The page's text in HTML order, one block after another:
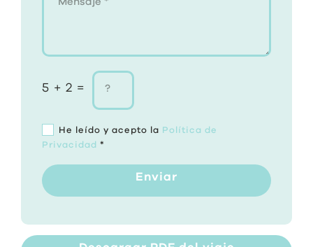
5 + 2 =
He leído y acepto la Política de
Privacidad *
Enviar